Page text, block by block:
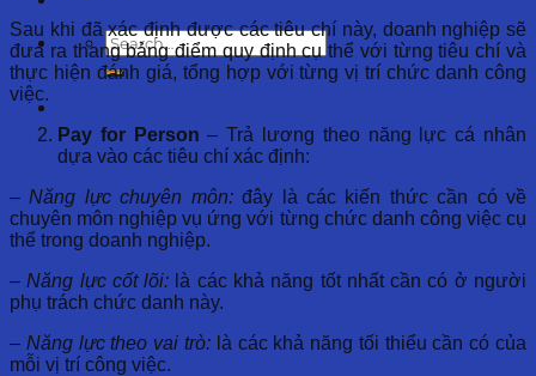
Sau khi đã xác định được các tiêu chí này, doanh nghiệp sẽ
đưa ra thang bảng điểm quy định cụ thể với từng tiêu chí và
thực hiện đánh giá, tổng hợp với từng vị trí chức danh công
việc.
Pay for Person – Trả lương theo năng lực cá nhân
dựa vào các tiêu chí xác định:
–Năng lực chuyên môn:đây là các kiến thức cần có về
chuyên môn nghiệp vụ ứng với từng chức danh công việc cụ
thể trong doanh nghiệp.
–Năng lực cốt lõi: là các khả năng tốt nhất cần có ở người
phụ trách chức danh này.
– Năng lực theo vai trò:là các khả năng tối thiểu cần có của
mỗi vị trí công việc.